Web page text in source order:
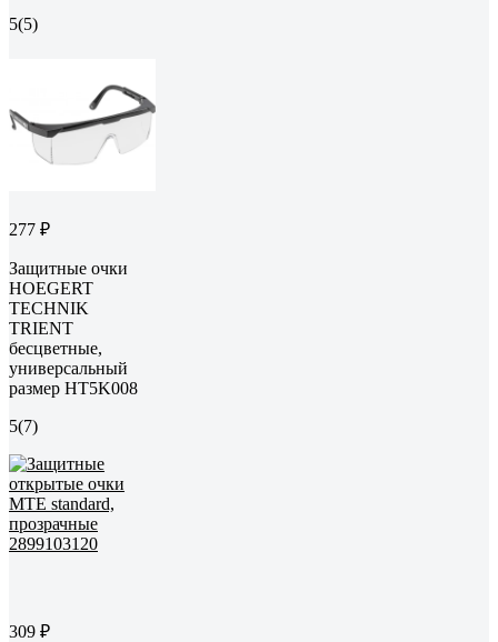
5(5)
277 ₽
Защитные очки
HOEGERT
TECHNIK
TRIENT
бесцветные,
универсальный
размер HT5K008
5(7)
309 ₽